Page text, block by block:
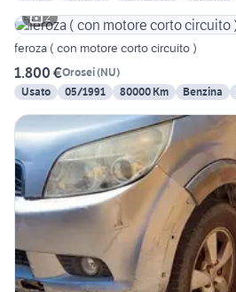
2
feroza ( con motore corto circuito )
1.800 €Orosei(NU)
Usato
05/1991 80000 Km Benzina